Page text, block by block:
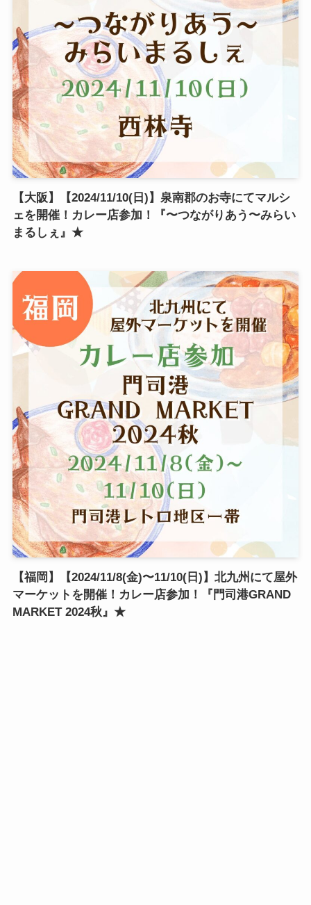
【大阪】【2024/11/10(日)】泉南郡のお寺にてマルシ
ェを開催！カレー店参加！『〜つながりあう〜みらい
まるしぇ』★
【福岡】【2024/11/8(金)〜11/10(日)】北九州にて屋外
マーケットを開催！カレー店参加！『門司港GRAND
MARKET 2024秋』★